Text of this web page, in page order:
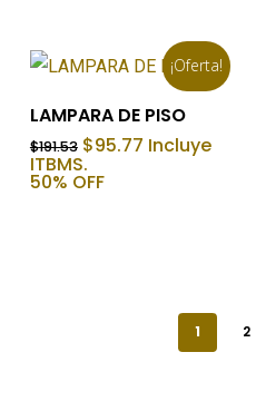
¡Oferta!
Añadir Al Carrito
LAMPARA DE PISO
$191.53 El
precio
original
$95.77El
precio
Incluye
ITBMS.
50% OFF
1 2